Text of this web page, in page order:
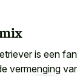
is een
vermenging